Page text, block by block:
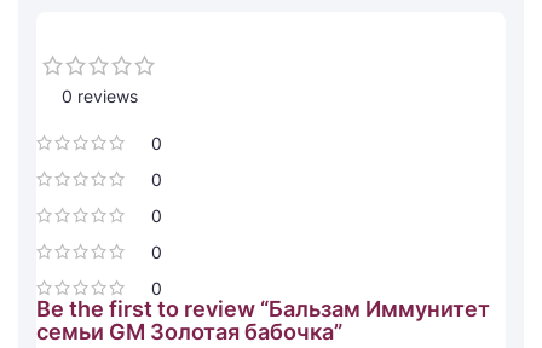
0 reviews
0
0
0
0
0
Be the first to review “Бальзам Иммунитет
семьи GM Золотая бабочка”